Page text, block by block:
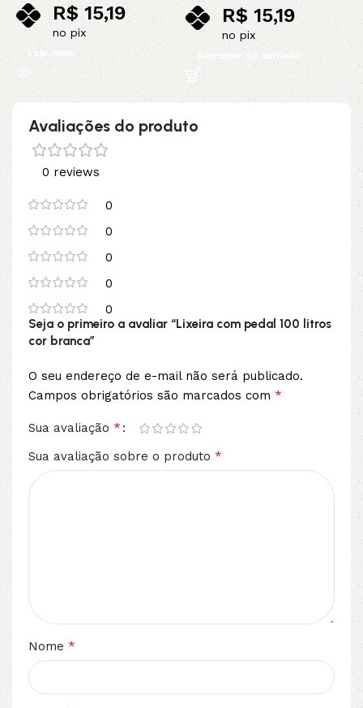
R$15,19
no pix
Leia mais
R$ 15,19
no pix
Adicionar ao carrinho
Avaliações do produto
0 reviews
0
0
0
0
0
Seja o primeiro a avaliar “Lixeira com pedal 100 litros
cor branca”
O seu endereço de e-mail não será publicado.
Campos obrigatórios são marcados com *
Sua avaliação *
Sua avaliação sobre o produto *
Nome *